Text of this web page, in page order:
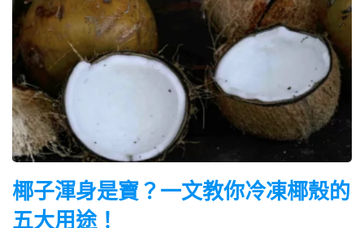
椰子渾身是寶？一文教你冷凍椰殼的
五大用途！